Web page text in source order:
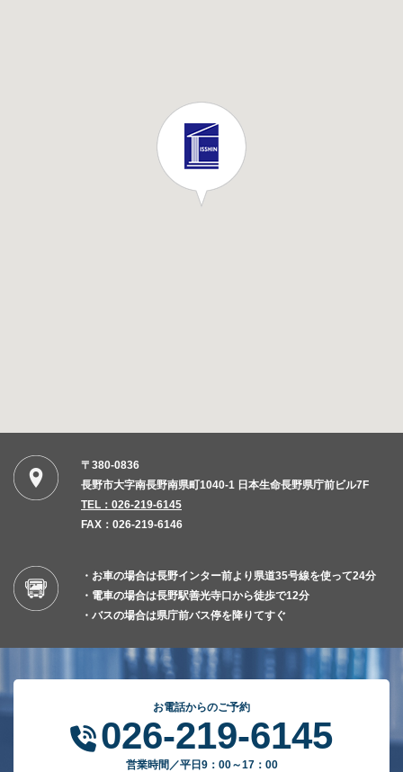
〒380-0836
長野市大字南長野南県町1040-1 日本生命長野県庁前ビル7F
TEL：026-219-6145
FAX：026-219-6146
・お車の場合は長野インター前より県道35号線を使って24分
・電車の場合は長野駅善光寺口から徒歩で12分
・バスの場合は県庁前バス停を降りてすぐ
お電話からのご予約
026-219-6145
営業時間／平日9：00～17：00